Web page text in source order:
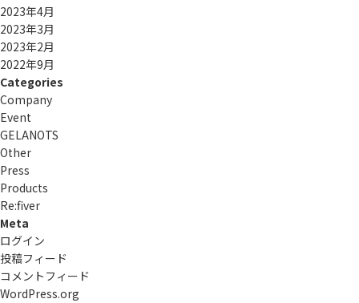
2023年4月
2023年3月
2023年2月
2022年9月
Categories
Company
Event
GELANOTS
Other
Press
Products
Re:ﬁver
Meta
ログイン
投稿フィード
コメントフィード
WordPress.org